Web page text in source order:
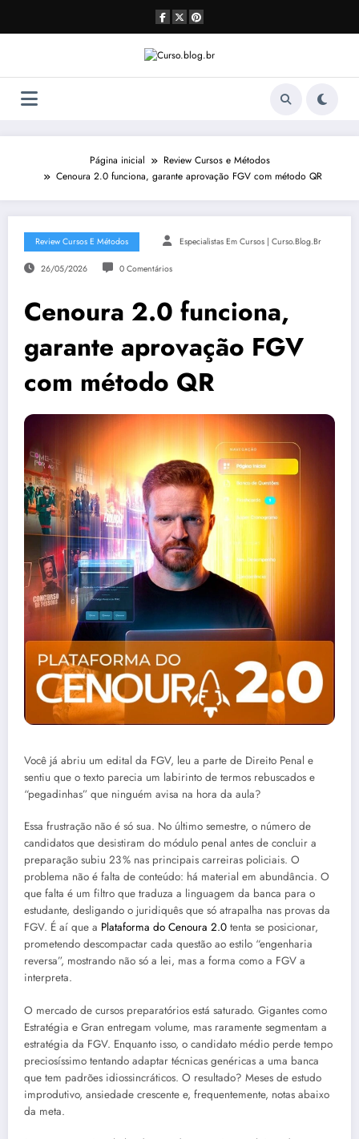
o
Página inicial
Review Cursos e Métodos
Cenoura 2.0 funciona, garante aprovação FGV com método QR
Review Cursos E Métodos Especialistas Em Cursos | Curso.blog.br
26/05/2026 0 Comentários
Cenoura 2.0 funciona,
garante aprovação FGV
com método QR
Você já abriu um edital da FGV, leu a parte de Direito Penal e
sentiu que o texto parecia um labirinto de termos rebuscados e
“pegadinhas” que ninguém avisa na hora da aula?
Essa frustração não é só sua. No último semestre, o número de
candidatos que desistiram do módulo penal antes de concluir a
preparação subiu 23 % nas principais carreiras policiais. O
problema não é falta de conteúdo: há material em abundância. O
que falta é um filtro que traduza a linguagem da banca para o
estudante, desligando o juridiquês que só atrapalha nas provas da
FGV. É aí que a Plataforma do Cenoura 2.0 tenta se posicionar,
prometendo descompactar cada questão ao estilo “engenharia
reversa”, mostrando não só a lei, mas a forma como a FGV a
interpreta.
O mercado de cursos preparatórios está saturado. Gigantes como
Estratégia e Gran entregam volume, mas raramente segmentam a
estratégia da FGV. Enquanto isso, o candidato médio perde tempo
preciosíssimo tentando adaptar técnicas genéricas a uma banca
que tem padrões idiossincráticos. O resultado? Meses de estudo
improdutivo, ansiedade crescente e, frequentemente, notas abaixo
da meta.